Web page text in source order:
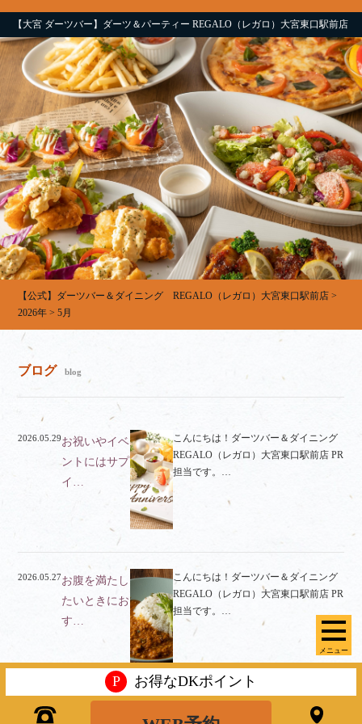
【大宮 ダーツバー】ダーツ＆パーティー REGALO（レガロ）大宮東口駅前店
メニュー
【公式】ダーツバー＆ダイニング REGALO（レガロ）大宮東口駅前店 >
2026年 >5月
ブログ blog
2026.05.29お祝いやイベ
ントにはサプ
イ…
こんにちは！ダーツバー＆ダイニング
REGALO（レガロ）大宮東口駅前店 PR
担当です。…
2026.05.27お腹を満たし
たいときにお
す…
こんにちは！ダーツバー＆ダイニング
REGALO（レガロ）大宮東口駅前店 PR
担当です。…
2026.05.20 こんにちは！ダーツバー＆ダイニング
P お得なDKポイント